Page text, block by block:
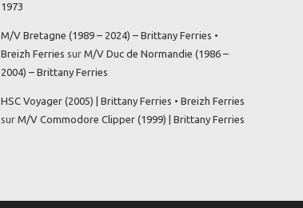
1973
M/V Bretagne (1989 – 2024) – Brittany Ferries •
Breizh Ferries sur M/V Duc de Normandie (1986 –
2004) – Brittany Ferries
HSC Voyager (2005) | Brittany Ferries • Breizh Ferries
sur M/V Commodore Clipper (1999) | Brittany Ferries